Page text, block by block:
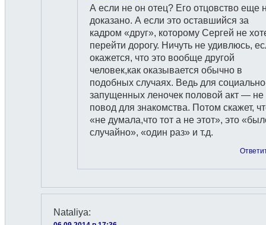
А если не он отец? Его отцовство еще
доказано. А если это оставшийся за
кадром «друг», которому Сергей не
перейти дорогу. Ничуть не удивлюсь,
окажется, что это вообще другой
человек,как оказывается обычно в
подобных случаях. Ведь для
запущенных леночек половой акт — не
повод для знакомства. Потом скажет,
«не думала,что тот а не этот», это
случайно», «один раз» и т.д.
Nataliya: